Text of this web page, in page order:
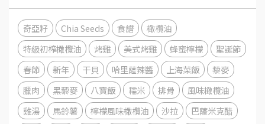
奇亞籽 Chia Seeds 食譜
橄欖油
特級初榨橄欖油
烤雞 美式烤雞 蜂蜜檸檬
聖誕節
春節
新年 干貝 哈里薩辣醬 上海菜飯
藜麥
臘肉
黑藜麥 八寶飯 糯米 排骨
風味橄欖油
雞湯
馬鈴薯 檸檬風味橄欖油 沙拉
巴薩米克醋